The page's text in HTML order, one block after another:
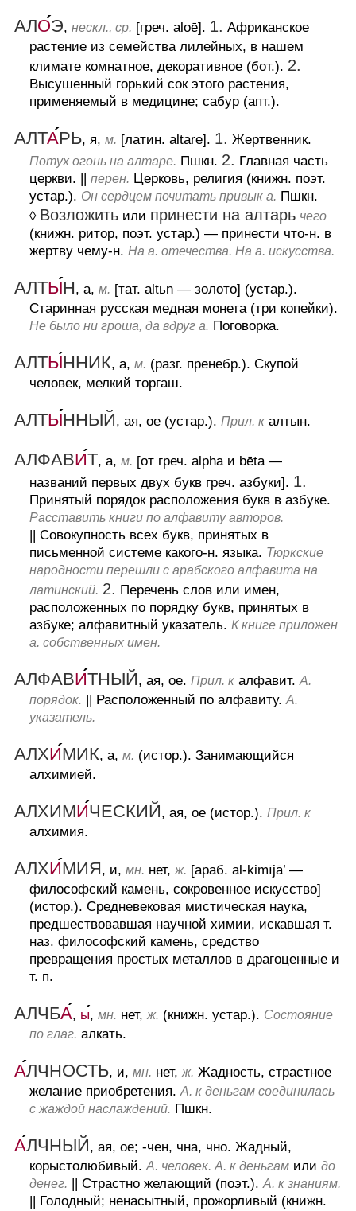
АЛОЭ, нескл., ср. [греч. aloē]. 1. Африканское
растение из семейства лилейных, в нашем
климате комнатное, декоративное (бот.). 2.
Высушенный горький сок этого растения,
применяемый в медицине; сабур (апт.).
АЛТАРЬ, я, м. [латин. altare]. 1. Жертвенник.
Потух огонь на алтаре. Пшкн. 2. Главная часть
церкви.
перен. Церковь, религия (книжн. поэт.
устар.). Он сердцем почитать привык а. Пшкн.
◊ Возложить или принести на алтарь чего
(книжн. ритор, поэт. устар.) — принести что-н. в
жертву чему-н. На а. отечества. На а. искусства.
АЛТЫН, а, м. [тат. altьn — золото] (устар.).
Старинная русская медная монета (три копейки).
Не было ни гроша, да вдруг а. Поговорка.
АЛТЫННИК, а, м. (разг. пренебр.). Скупой
человек, мелкий торгаш.
АЛТЫННЫЙ, ая, ое (устар.). Прил. к алтын.
АЛФАВИТ, а, м. [от греч. alpha и bēta —
названий первых двух букв греч. азбуки]. 1.
Принятый порядок расположения букв в азбуке.
Расставить книги по алфавиту авторов.
Совокупность всех букв, принятых в
письменной системе какого-н. языка. Тюркские
народности перешли с арабского алфавита на
латинский. 2. Перечень слов или имен,
расположенных по порядку букв, принятых в
азбуке; алфавитный указатель. К книге приложен
а. собственных имен.
АЛФАВИТНЫЙ, ая, ое. Прил. к алфавит. А.
порядок.
Расположенный по алфавиту. А.
указатель.
АЛХИМИК, а, м. (истор.). Занимающийся
алхимией.
АЛХИМИЧЕСКИЙ, ая, ое (истор.). Прил. к
алхимия.
АЛХИМИЯ, и, мн. нет,ж. [араб. al-kimījā’ —
философский камень, сокровенное искусство]
(истор.). Средневековая мистическая наука,
предшествовавшая научной химии, искавшая т.
наз. философский камень, средство
превращения простых металлов в драгоценные и
т. п.
АЛЧБА, ы, мн. нет,ж. (книжн. устар.). Состояние
по глаг. алкать.
АЛЧНОСТЬ, и, мн. нет,ж. Жадность, страстное
желание приобретения. А. к деньгам соединилась
c жаждой наслаждений. Пшкн.
АЛЧНЫЙ, ая, ое; -чен, чна, чно. Жадный,
корыстолюбивый. А. человек. А. к деньгам или до
денег.
Страстно желающий (поэт.). А. к знаниям.
Голодный; ненасытный, прожорливый (книжн.